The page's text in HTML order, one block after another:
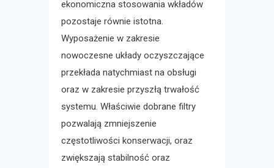
ekonomiczna stosowania wkładów
pozostaje równie istotna.
Wyposażenie w zakresie
nowoczesne układy oczyszczające
przekłada natychmiast na obsługi
oraz w zakresie przyszłą trwałość
systemu. Właściwie dobrane filtry
pozwalają zmniejszenie
częstotliwości konserwacji, oraz
zwiększają stabilność oraz